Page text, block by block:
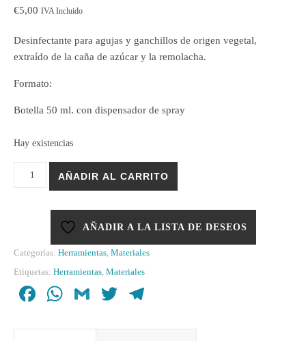
€5,00 IVA Incluido
Desinfectante para agujas y ganchillos de origen vegetal,
extraído de la caña de azúcar y la remolacha.
Formato:
Botella 50 ml. con dispensador de spray
Hay existencias
Limpiador de agujas y ganchillos Cleaner Sol cantidad
AÑADIR AL CARRITO
AÑADIR A LA LISTA DE DESEOS
Categorías: Herramientas, Materiales
Etiquetas: Herramientas, Materiales
Facebook
WhatsApp
GmailTwitter